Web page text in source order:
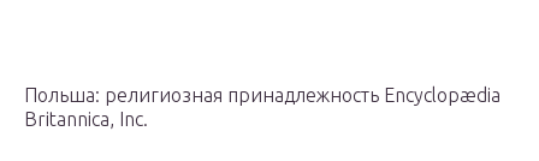
Польша: религиозная принадлежность Encyclopædia
Britannica, Inc.